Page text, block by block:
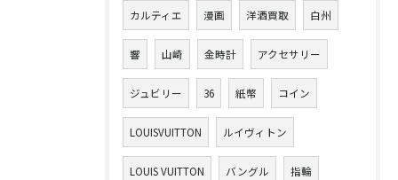
カルティエ 漫画 洋酒買取 白州
響 山崎 金時計 アクセサリー
ジュビリー 36 紙幣 コイン
LOUISVUITTON ルイヴィトン
LOUIS VUITTON バングル 指輪